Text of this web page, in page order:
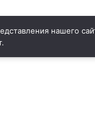
нашего